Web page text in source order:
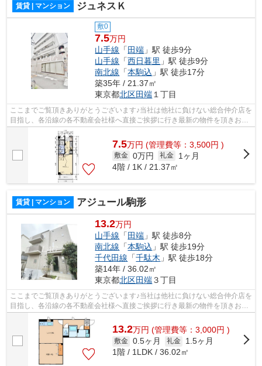
賃貸 | マンション ジュネスＫ
敷0
7.5万円
山手線 「 田端 」駅 徒歩9分
山手線 「西日暮里 」駅 徒歩9分
南北線 「本駒込 」駅 徒歩17分
築35年 / 21.37㎡
東京都北区田端 １丁目
ここまでご覧頂きありがとうございます♪当社は他社に負けない総合仲介店を
目指し、各沿線の各不動産会社様へ直接ご挨拶に行き最新の物件を頂きお客
様へ提供しております！最新の情報は...
7.5万円 (管理費等：3,500円 )
敷金 0万円 礼金
1ヶ月
4階 / 1K / 21.37㎡
賃貸 | マンション アジュール駒形
13.2万円
山手線 「 田端 」駅 徒歩8分
南北線 「本駒込 」駅 徒歩19分
千代田線 「千駄木 」駅 徒歩18分
築14年 / 36.02㎡
東京都北区田端３丁目
ここまでご覧頂きありがとうございます♪当社は他社に負けない総合仲介店を
目指し、各沿線の各不動産会社様へ直接ご挨拶に行き最新の物件を頂きお客
様へ提供しております！最新の情報は...
13.2万円 (管理費等：3,000円 )
敷金 0.5ヶ月 礼金
1.5ヶ月
1階 / 1LDK / 36.02㎡